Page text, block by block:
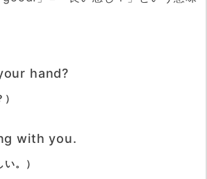
hand?
with you.
。）